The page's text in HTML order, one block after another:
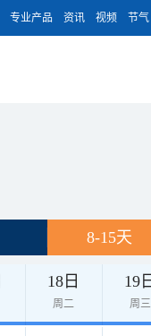
专业产品 资讯 视频 节气
8-15天
18日
周二
19
周三